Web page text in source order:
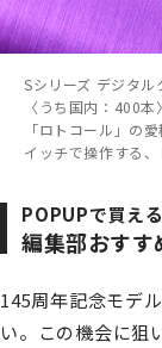
Sシリーズ デジタ
〈うち国内：400本
「ロトコール」の
イッチで操作する
POPUPで買える
編集部おすす
145周年記念モデ
い。この機会に狙